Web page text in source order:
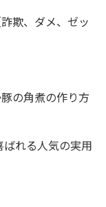
欺、ダメ、ゼッ
の角煮の作り方
れる人気の実用